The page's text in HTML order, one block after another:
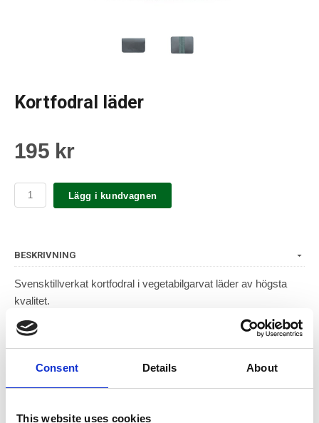
Consent Details About
This website uses cookies
Kortfodral läder
195 kr
Lägg i kundvagnen
BESKRIVNING
Svensktillverkat kortfodral i vegetabilgarvat läder av högsta
kvalitet.
Detta vegetabilgarvade läder åldras vackert och får fin patina
med åren.
Kortfodral läder med två kortfickor.